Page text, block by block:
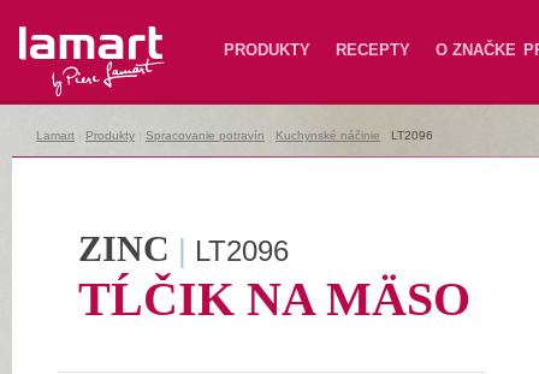
Lamart PRODUKTY RECEPTY O ZNAČKE
Lamart Produkty Spracovanie potravín Kuchynské náčinie LT2096
ZINC | LT2096
TĹČIK NA MÄSO